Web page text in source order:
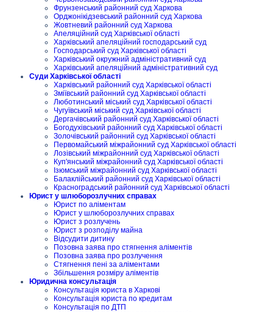
Фрунзенський районний суд Харкова
Орджонікідзевський районний суд Харкова
Жовтневий районний суд Харкова
Апеляційний суд Харківської області
Харківський апеляційний господарський суд
Господарський суд Харківської області
Харківський окружний адміністративний суд
Харківський апеляційний адміністративний суд
Суди Харківської області
Харківський районний суд Харківської області
Зміївський районний суд Харківської області
Люботинський міський суд Харківської області
Чугуївський міський суд Харківської області
Дергачівський районний суд Харківської області
Богодухівський районний суд Харківської області
Золочівський районний суд Харківської області
Первомайський міжрайонний суд Харківської області
Лозівський міжрайонний суд Харківської області
Куп'янський міжрайонний суд Харківської області
Ізюмський міжрайонний суд Харківської області
Балаклійський районний суд Харківської області
Красноградський районний суд Харківської області
Юрист у шлюборозлучних справах
Юрист по аліментам
Юрист у шлюборозлучних справах
Юрист з розлучень
Юрист з розподілу майна
Відсудити дитину
Позовна заява про стягнення аліментів
Позовна заява про розлучення
Стягнення пені за аліментами
Збільшення розміру аліментів
Юридична консультація
Консультація юриста в Харкові
Консультація юриста по кредитам
Консультація по ДТП